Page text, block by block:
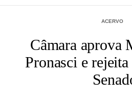
ACERVO
Câmara aprova
Pronasci e